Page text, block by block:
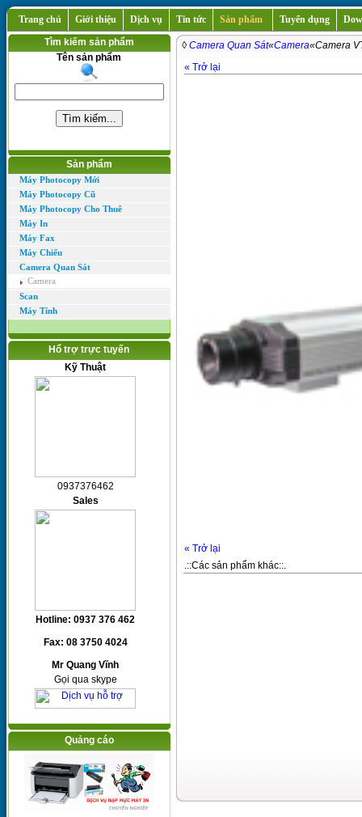
Trang chủ Giới thiệu Dịch vụ Tin tức Sản phẩm Tuyển dụng
Tìm kiếm sản phẩm
Tên sản phẩm
Sản phẩm
Máy Photocopy Mới
Máy Photocopy Cũ
Máy Photocopy Cho Thuê
Máy In
Máy Fax
Máy Chiếu
Camera Quan Sát
Camera
Scan
Máy Tính
Hổ trợ trực tuyến
Kỹ Thuật
0937376462
Sales
Hotline: 0937 376 462
Fax: 08 3750 4024
Mr Quang Vĩnh
Gọi qua skype
Quảng cáo
◊ Camera Quan Sát«Camera«Camera
« Trở lại
« Trở lại
.::Các sản phẩm khác::.